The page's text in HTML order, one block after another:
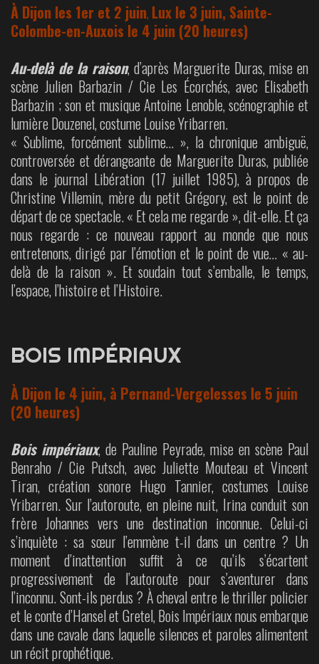
À Dijon les 1er et 2 juin, Lux le 3 juin, Sainte-
Colombe-en-Auxois le 4 juin (20 heures)
Au-delà de la raison, d’après Marguerite Duras, mise en
scène Julien Barbazin / Cie Les Écorchés, avec Elisabeth
Barbazin ; son et musique Antoine Lenoble, scénographie et
lumière Douzenel, costume Louise Yribarren.
« Sublime, forcément sublime… », la chronique ambiguë,
controversée et dérangeante de Marguerite Duras, publiée
dans le journal Libération (17 juillet 1985), à propos de
Christine Villemin, mère du petit Grégory, est le point de
départ de ce spectacle. « Et cela me regarde », dit-elle. Et ça
nous regarde : ce nouveau rapport au monde que nous
entretenons, dirigé par l’émotion et le point de vue… « au-
delà de la raison ». Et soudain tout s’emballe, le temps,
l’espace, l’histoire et l’Histoire.
BOIS IMPÉRIAUX
À Dijon le 4 juin, à Pernand-Vergelesses le 5 juin
(20 heures)
Bois impériaux, de Pauline Peyrade, mise en scène Paul
Benraho / Cie Putsch, avec Juliette Mouteau et Vincent
Tiran, création sonore Hugo Tannier, costumes Louise
Yribarren. Sur l’autoroute, en pleine nuit, Irina conduit son
frère Johannes vers une destination inconnue. Celui-ci
s’inquiète : sa sœur l’emmène t-il dans un centre ? Un
moment d’inattention suffit à ce qu’ils s’écartent
progressivement de l’autoroute pour s’aventurer dans
l’inconnu. Sont-ils perdus ? À cheval entre le thriller policier
et le conte d’Hansel et Gretel, Bois Impériaux nous embarque
dans une cavale dans laquelle silences et paroles alimentent
un récit prophétique.